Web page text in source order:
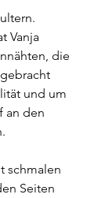
Vanja
die
und um
an den
schmalen
Seiten